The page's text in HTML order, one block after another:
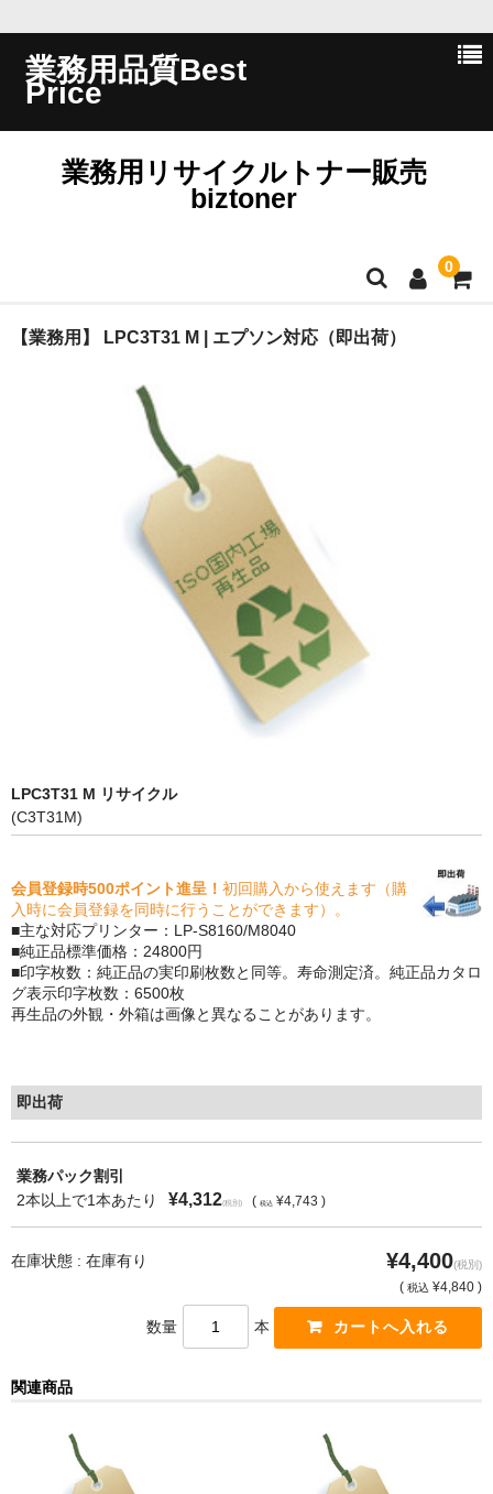
業務用品質Best
Price
業務用リサイクルトナー販売
biztoner
0
ホーム
特定商取引法に基づく表示
貴社都合返品
購入ガイド
トナーの種類と比較
トナー再生の流れ
もっと安い販売店があります。何が違うのですか？
リサイクルトナーの評価
リサイクルトナーの選び方
リサイクルトナーを使える会社、使えない会社
全国発送・送料無料
対応プリンターメーカー
見積書発行依頼
なぜ業務用を選ぶべき？
サイトマップ
【業務用】 LPC3T31 M | エプソン対応（即出荷）
LPC3T31 M リサイクル
(C3T31M)
会員登録時500ポイント進呈！ 初回購入から使えます（購
入時に会員登録を同時に行うことができます）。
■主な対応プリンター：LP-S8160/M8040
■純正品標準価格：24800円
■印字枚数：純正品の実印刷枚数と同等。寿命測定済。純正品カタロ
グ表示印字枚数：6500枚
再生品の外観・外箱は画像と異なることがあります。
即出荷
業務パック割引
2本以上で1本あたり
¥4,312(税別) ( 税込 ¥4,743 )
在庫状態 : 在庫有り ¥4,400(税別)
( 税込 ¥4,840 )
数量 本
関連商品